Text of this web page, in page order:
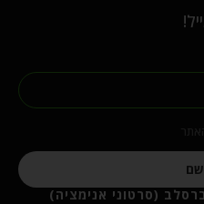
(סרטוני אנימציה)